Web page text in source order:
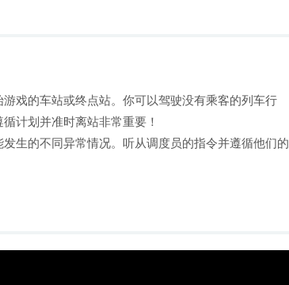
戏的车站或终点站。你可以驾驶没有乘客的列车行
计划并准时离站非常重要！
生的不同异常情况。听从调度员的指令并遵循他们的